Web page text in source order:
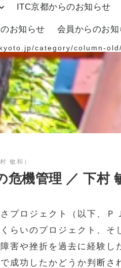
ITC京都からのお知らせ
お知らせ 会員からのお知
category/column-old/
敏和）
機管理 ／ 下村
プロジェクト（以下、Ｐ
らいのプロジェクト、
害や挫折を過去に経験
成功したかどうか判断さ